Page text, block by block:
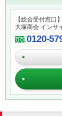
【総合受付窓口】
大塚商会 インサ
0120-